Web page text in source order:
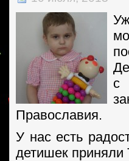
с
Православия.
У нас есть
детишек приняли